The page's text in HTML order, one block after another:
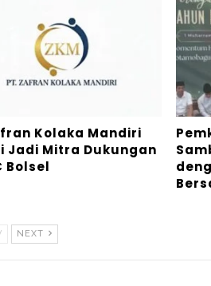
Kolaka Mandiri
Jadi Mitra Dukungan
Bolsel
NEXT